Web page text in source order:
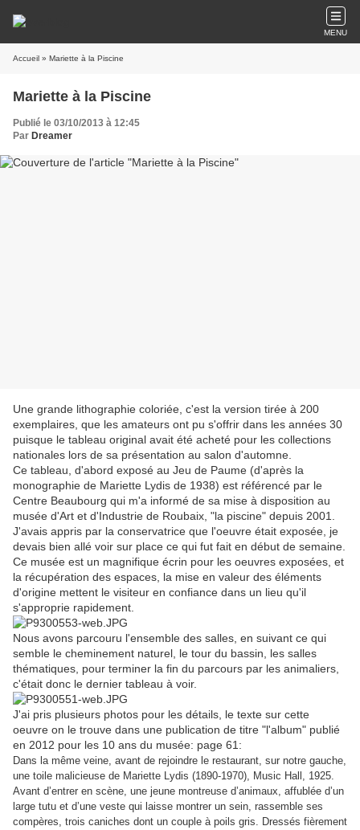
MENU
Accueil » Mariette à la Piscine
Mariette à la Piscine
Publié le 03/10/2013 à 12:45
Par Dreamer
Une grande lithographie coloriée, c'est la version tirée à 200
exemplaires, que les amateurs ont pu s'offrir dans les années 30
puisque le tableau original avait été acheté pour les collections
nationales lors de sa présentation au salon d'automne.
Ce tableau, d'abord exposé au Jeu de Paume (d'après la
monographie de Mariette Lydis de 1938) est référencé par le
Centre Beaubourg qui m'a informé de sa mise à disposition au
musée d'Art et d'Industrie de Roubaix, "la piscine" depuis 2001.
J'avais appris par la conservatrice que l'oeuvre était exposée, je
devais bien allé voir sur place ce qui fut fait en début de semaine.
Ce musée est un magnifique écrin pour les oeuvres exposées, et
la récupération des espaces, la mise en valeur des éléments
d'origine mettent le visiteur en confiance dans un lieu qu'il
s'approprie rapidement.
Nous avons parcouru l'ensemble des salles, en suivant ce qui
semble le cheminement naturel, le tour du bassin, les salles
thématiques, pour terminer la fin du parcours par les animaliers,
c'était donc le dernier tableau à voir.
J'ai pris plusieurs photos pour les détails, le texte sur cette
oeuvre on le trouve dans une publication de titre "l'album" publié
en 2012 pour les 10 ans du musée: page 61:
Dans la même veine, avant de rejoindre le restaurant, sur notre gauche,
une toile malicieuse de Mariette Lydis (1890-1970), Music Hall, 1925.
Avant d’entrer en scène, une jeune montreuse d’animaux, affublée d’un
large tutu et d’une veste qui laisse montrer un sein, rassemble ses
compères, trois caniches dont un couple à poils gris. Dressés fièrement